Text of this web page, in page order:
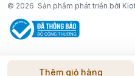
Thêm giỏ hàng
© 2026 Sản phẩm phát triển bởi